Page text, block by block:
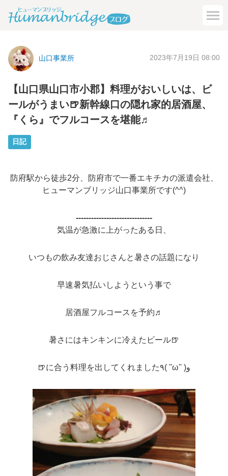
山口事業所 2023年7月19日 08:00
【山口県山口市小郡】料理がおいしいは、ビ
ールがうまい🍺新幹線口の隠れ家的居酒屋、
『くら』でフルコースを堪能♬
日記
防府駅から徒歩2分、防府市で一番エキチカの派遣会社、
ヒューマンブリッジ山口事業所です(^^)
------------------------------
気温が急激に上がったある日、
いつもの飲み友達おじさんと暑さの話題になり
早速暑気払いしようという事で
居酒屋フルコースを予約♬
暑さにはキンキンに冷えたビール🍺
🍺に合う料理を出してくれました٩( ''ω'' )و